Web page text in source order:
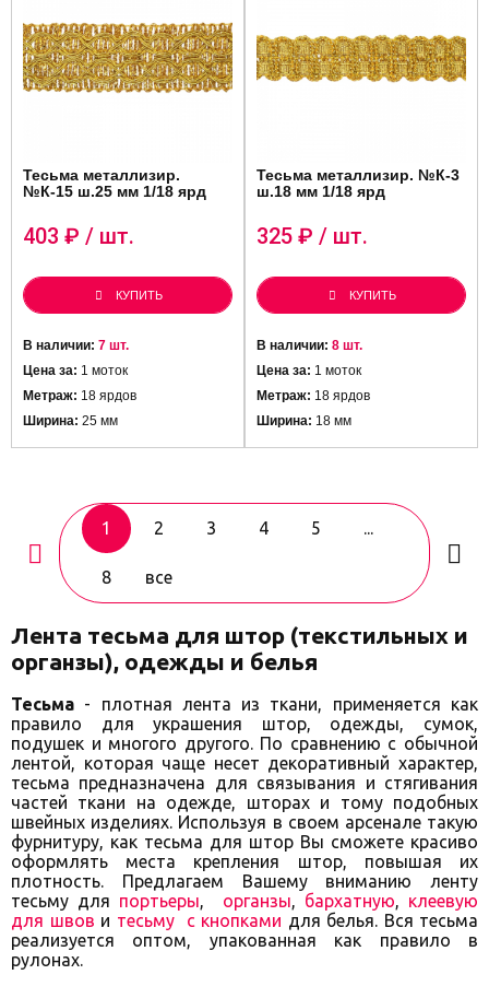
Тесьма металлизир.
№К-15 ш.25 мм 1/18 ярд
403 ₽ / шт.
КУПИТЬ
В наличии: 7 шт.
Цена за: 1 моток
Метраж: 18 ярдов
Ширина: 25 мм
Тесьма металлизир. №К-3
ш.18 мм 1/18 ярд
325 ₽ / шт.
КУПИТЬ
В наличии: 8 шт.
Цена за: 1 моток
Метраж: 18 ярдов
Ширина: 18 мм
1 2 3 4 5 ...
8 все
Лента тесьма для штор (текстильных и
органзы), одежды и белья
Тесьма - плотная лента из ткани, применяется как
правило для украшения штор, одежды, сумок,
подушек и многого другого. По сравнению с обычной
лентой, которая чаще несет декоративный характер,
тесьма предназначена для связывания и стягивания
частей ткани на одежде, шторах и тому подобных
швейных изделиях. Используя в своем арсенале такую
фурнитуру, как тесьма для штор Вы сможете красиво
оформлять места крепления штор, повышая их
плотность. Предлагаем Вашему вниманию ленту
тесьму для портьеры, органзы, бархатную, клеевую
для швов и тесьму с кнопками для белья. Вся тесьма
реализуется оптом, упакованная как правило в
рулонах.